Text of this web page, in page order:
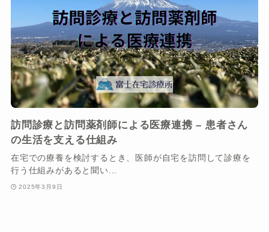
訪問診療と訪問薬剤師による医療連携 – 患者さん
の生活を支える仕組み
在宅での療養を検討するとき、医師が自宅を訪問して診療を
行う仕組みがあると聞い...
2025年3月9日